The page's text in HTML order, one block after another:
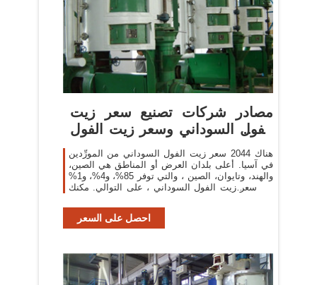
مصادر شركات تصنيع سعر زيت
الفول السوداني وسعر زيت الفول
السوداني في
هناك 2044 سعر زيت الفول السوداني من المورِّدين
في آسيا. أعلى بلدان العرض أو المناطق هي الصين،
والهند، وتايوان، الصين ، والتي توفر 85%، و4%، و1%
من سعر زيت الفول السوداني ، على التوالي. مكنك
احصل على السعر